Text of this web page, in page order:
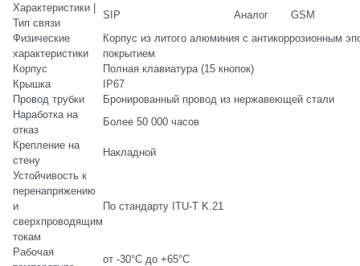
Характеристики |
Тип связи
SIP Аналог
GSM
Физические
характеристики
Корпус из литого алюминия с антикоррозионным
покрытием
Корпус
Полная клавиатура (15 кнопок)
Крышка
IP67
Провод трубки
Бронированный провод из нержавеющей стали
Наработка на
отказ
Более 50 000 часов
Крепление на
стену
Накладной
Устойчивость к
перенапряжению
и
сверхпроводящим
токам
По стандарту ITU-T K.21
Рабочая
от -30°C до +65°C